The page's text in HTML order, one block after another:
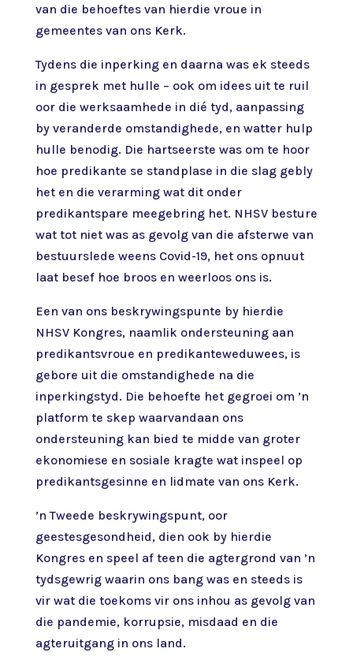
van die behoeftes van hierdie vroue in
gemeentes van ons Kerk.
Tydens die inperking en daarna was ek steeds
in gesprek met hulle – ook om idees uit te ruil
oor die werksaamhede in dié tyd, aanpassing
by veranderde omstandighede, en watter hulp
hulle benodig. Die hartseerste was om te hoor
hoe predikante se standplase in die slag gebly
het en die verarming wat dit onder
predikantspare meegebring het. NHSV besture
wat tot niet was as gevolg van die afsterwe van
bestuurslede weens Covid-19, het ons opnuut
laat besef hoe broos en weerloos ons is.
Een van ons beskrywingspunte by hierdie
NHSV Kongres, naamlik ondersteuning aan
predikantsvroue en predikanteweduwees, is
gebore uit die omstandighede na die
inperkingstyd. Die behoefte het gegroei om ’n
platform te skep waarvandaan ons
ondersteuning kan bied te midde van groter
ekonomiese en sosiale kragte wat inspeel op
predikantsgesinne en lidmate van ons Kerk.
’n Tweede beskrywingspunt, oor
geestesgesondheid, dien ook by hierdie
Kongres en speel af teen die agtergrond van ’n
tydsgewrig waarin ons bang was en steeds is
vir wat die toekoms vir ons inhou as gevolg van
die pandemie, korrupsie, misdaad en die
agteruitgang in ons land.